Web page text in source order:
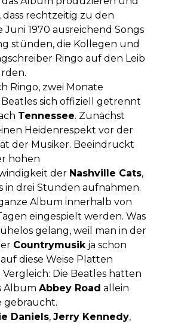
rechtzeitig zu den
Juni 1970 ausreichend Songs
stünden, die Kollegen und
Ringo auf den Leib
Ringo, zwei Monate
sich offiziell getrennt
Tennessee. Zunächst
Heidenrespekt vor der
der Musiker. Beeindruckt
hohen
der Nashville Cats,
in drei Stunden aufnahmen.
Album innerhalb von
eingespielt werden. Was
gelang, weil man in der
Countrymusikja schon
diese Weise Platten
Die Beatles hatten
Album Abbey Road allein
gebraucht.
Daniels, Jerry Kennedy,